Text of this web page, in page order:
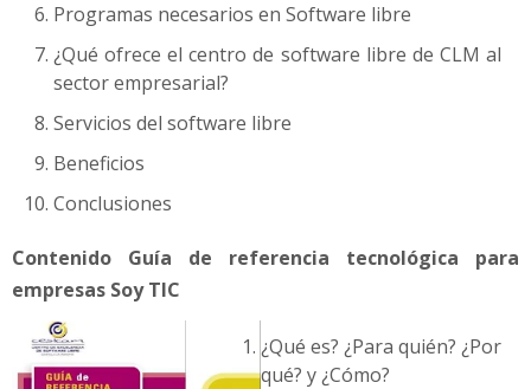
Programas necesarios en Software libre
¿Qué ofrece el centro de software libre de CLM al
sector empresarial?
Servicios del software libre
Beneficios
Conclusiones
Contenido Guía de referencia tecnológica para
empresas Soy TIC
¿Qué es? ¿Para quién? ¿Por
qué? y ¿Cómo?